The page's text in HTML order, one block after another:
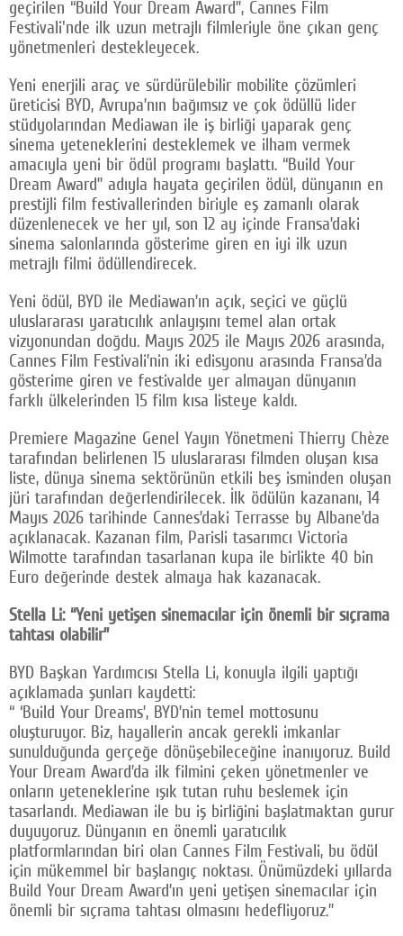
geçirilen “Build Your Dream Award”, Cannes Film
Festivali'nde ilk uzun metrajlı filmleriyle öne çıkan genç
yönetmenleri destekleyecek.
Yeni enerjili araç ve sürdürülebilir mobilite çözümleri
üreticisi BYD, Avrupa’nın bağımsız ve çok ödüllü lider
stüdyolarından Mediawan ile iş birliği yaparak genç
sinema yeteneklerini desteklemek ve ilham vermek
amacıyla yeni bir ödül programı başlattı. “Build Your
Dream Award” adıyla hayata geçirilen ödül, dünyanın en
prestijli film festivallerinden biriyle eş zamanlı olarak
düzenlenecek ve her yıl, son 12 ay içinde Fransa’daki
sinema salonlarında gösterime giren en iyi ilk uzun
metrajlı filmi ödüllendirecek.
Yeni ödül, BYD ile Mediawan’ın açık, seçici ve güçlü
uluslararası yaratıcılık anlayışını temel alan ortak
vizyonundan doğdu. Mayıs 2025 ile Mayıs 2026 arasında,
Cannes Film Festivali’nin iki edisyonu arasında Fransa’da
gösterime giren ve festivalde yer almayan dünyanın
farklı ülkelerinden 15 film kısa listeye kaldı.
Premiere Magazine Genel Yayın Yönetmeni Thierry Chèze
tarafından belirlenen 15 uluslararası filmden oluşan kısa
liste, dünya sinema sektörünün etkili beş isminden oluşan
jüri tarafından değerlendirilecek. İlk ödülün kazananı, 14
Mayıs 2026 tarihinde Cannes’daki Terrasse by Albane’da
açıklanacak. Kazanan film, Parisli tasarımcı Victoria
Wilmotte tarafından tasarlanan kupa ile birlikte 40 bin
Euro değerinde destek almaya hak kazanacak.
Stella Li: “Yeni yetişen sinemacılar için önemli bir sıçrama
tahtası olabilir”
BYD Başkan Yardımcısı Stella Li, konuyla ilgili yaptığı
açıklamada şunları kaydetti:
“ ‘Build Your Dreams’, BYD’nin temel mottosunu
oluşturuyor. Biz, hayallerin ancak gerekli imkanlar
sunulduğunda gerçeğe dönüşebileceğine inanıyoruz. Build
Your Dream Award’da ilk filmini çeken yönetmenler ve
onların yeteneklerine ışık tutan ruhu beslemek için
tasarlandı. Mediawan ile bu iş birliğini başlatmaktan gurur
duyuyoruz. Dünyanın en önemli yaratıcılık
platformlarından biri olan Cannes Film Festivali, bu ödül
için mükemmel bir başlangıç noktası. Önümüzdeki yıllarda
Build Your Dream Award’ın yeni yetişen sinemacılar için
önemli bir sıçrama tahtası olmasını hedefliyoruz.”